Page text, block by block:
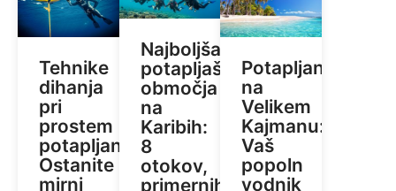
Tehnike
dihanja
pri
prostem
potapljanju:
Ostanite
mirni
Najboljša
potapljaška
območja
na
Karibih:
8
otokov,
primernih
Potapljanje
na
Velikem
Kajmanu:
Vaš
popoln
vodnik